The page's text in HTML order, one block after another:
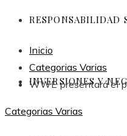
RESPONSABILIDAD
INVERSIONES Y
Inicio
Categorias Varias
WWE presentará el
Categorias Varias